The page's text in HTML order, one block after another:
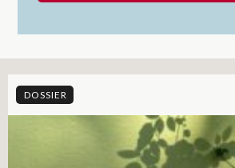
DOSSIER